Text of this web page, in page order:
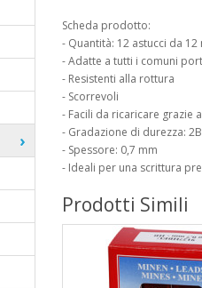
Scheda prodotto:
- Quantità: 12 astucci da 12
- Adatte a tutti i comuni
- Resistenti alla rottura
- Scorrevoli
- Facili da ricaricare grazie
- Gradazione di durezza: 2B
- Spessore: 0,7 mm
- Ideali per una scrittura
Prodotti Simili